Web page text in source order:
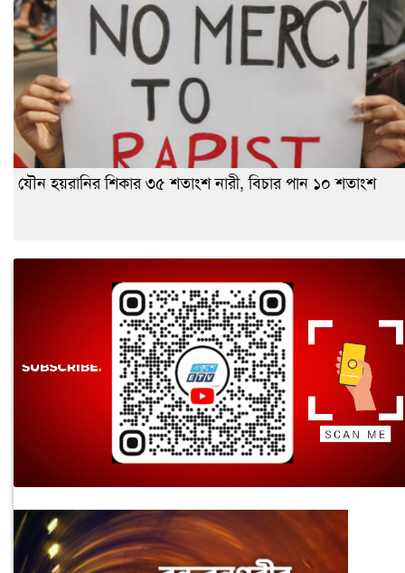
যৌন হয়রানির শিকার ৩৫ শতাংশ নারী, বিচার পান ১০ শতাংশ